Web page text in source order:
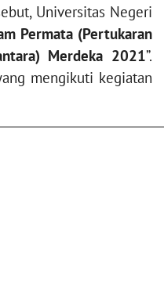
Universitas Negeri
Permata (Pertukaran
Merdeka 2021”.
mengikuti kegiatan